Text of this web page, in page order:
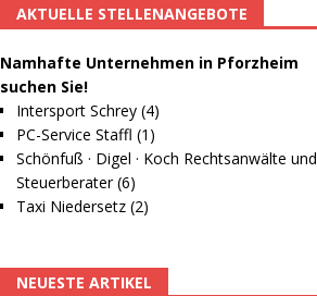
AKTUELLE STELLENANGEBOTE
Namhafte Unternehmen in Pforzheim
suchen Sie!
Intersport Schrey (4)
PC-Service Staffl (1)
Schönfuß · Digel · Koch Rechtsanwälte und
Steuerberater (6)
Taxi Niedersetz (2)
NEUESTE ARTIKEL